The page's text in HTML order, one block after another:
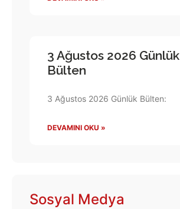
3 Ağustos 2026 Günlük
Bülten
3 Ağustos 2026 Günlük Bülten:
DEVAMINI OKU »
Sosyal Medya